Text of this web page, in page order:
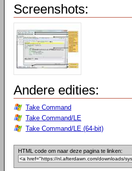
Screenshots:
Andere edities:
Take Command
Take Command/LE
Take Command/LE (64-bit)
HTML code om naar deze pagina te linken: